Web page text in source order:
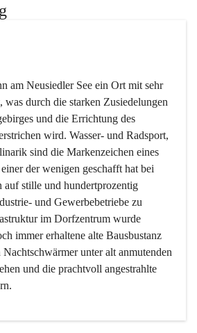
am Neusiedler See ein Ort mit sehr
was durch die starken Zusiedelungen
und die Errichtung des
wird. Wasser- und Radsport,
sind die Markenzeichen eines
der wenigen geschafft hat bei
auf stille und hundertprozentig
und Gewerbebetriebe zu
im Dorfzentrum wurde
immer erhaltene alte Bausbustanz
unter alt anmutenden
und die prachtvoll angestrahlte
heute nicht mehr, ist aber integrativer